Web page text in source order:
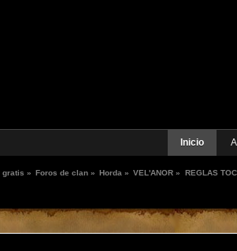
Inicio
gratis » Foros de clan » Horda » VEL'ANOR » REGLAS